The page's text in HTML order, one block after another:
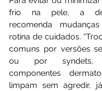
frio na pele, a
recomenda
rotina de cuidados.
comuns por versões
ou por
componentes
limpam sem agredir,